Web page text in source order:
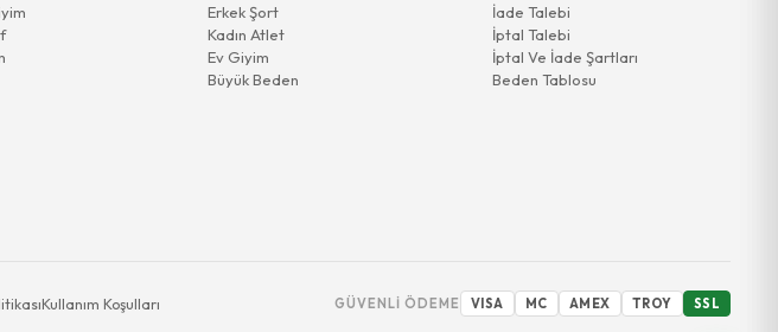
Erkek Şort
Kadın Atlet
Ev Giyim
Büyük Beden
İade Talebi
İptal Talebi
İptal Ve İade Şartları
Beden Tablosu
Kullanım Koşulları GÜVENLI ÖDEME VISA MC AMEX TROY SSL